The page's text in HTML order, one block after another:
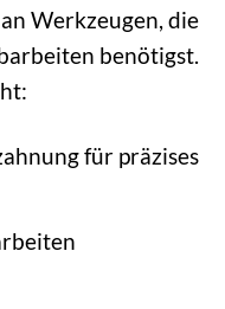
Werkzeugen, die
benötigst.
für präzises